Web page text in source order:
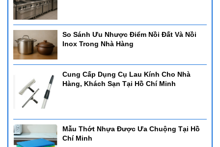
So Sánh Ưu Nhược Điểm Nồi Đất Và Nồi
Inox Trong Nhà Hàng
Cung Cấp Dụng Cụ Lau Kính Cho Nhà
Hàng, Khách Sạn Tại Hồ Chí Minh
Mẫu Thớt Nhựa Được Ưa Chuộng Tại Hồ
Chí Minh